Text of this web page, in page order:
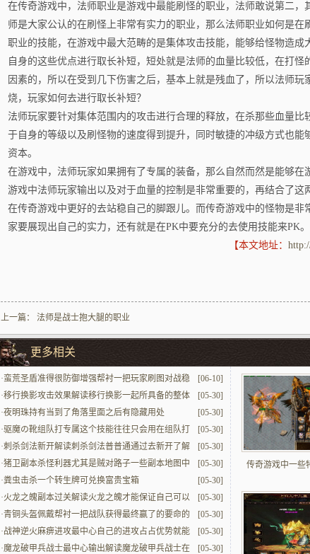
在传奇游戏中，法师职业是游戏中最能刷怪的职业，法师敢说第二，
师是大家公认的在刷怪上非常有实力的职业，那么法师职业如何是在
职业的技能，在游戏中最大范畴的是集体攻击技能，能够给怪物造成
自身的这些优点进行取长补短，短处就是法师的血量比较低，在打怪
因素的，所以在受到几下伤害之后，基本上就是残血了，所以法师玩
烧，玩家如何去进行取长补短？
法师玩家要针对集体范围内的攻击进行合理的释放，在杀那些血量比
于自身的等级以及刷怪物的速度得到提升，同时敏捷的冲级方式也能
资本。
在游戏中，法师玩家如果拥有了专属的装备，那么自然而然是能够在
游戏中法师玩家输出以及对于血量的控制是非常重要的，再结合了这
在传奇游戏中更好的去站稳自己的脚跟儿。而传奇游戏中的怪物是非
家要展现出自己的实力，还有就是在PK中要充分的去使用技能来PK。
【本文地址：
上一篇： 法师是战士抱大腿的职业
更多相关
[06-10]
·蛮荒圣盾准得很防御‌增强帮衬一把玩家刷图对战稳
赢
[05-30]
·移行换影攻击效果解读移行换影一起所具备的整体
贼能打的效果也就会不一样配一起多场景战斗
[05-30]
·夜明珠持有当到了角落里面之后有隐藏用处
[05-30]
·驱魔の靴组队打专属这个技能往往只会用在组队打
当中
[05-30]
·刺杀剑法新开解读刺杀剑法普普通通过去新开了解
的话能体验专属强化版本
[05-30]
·猪卫副本杀怪利器尤其是贼对路子一些副本地图中
杀怪用
[05-30]
·粪虫击杀一个转生牌可兑换富贵宝箱
[05-30]
·火龙之魄副本过关解读火龙之魄才能保证自己可以
顺风顺水过关这个副本提升最中心战力
[05-30]
·青铜头盔佩戴帮衬一把战队获得最终赢了的要命的
[05-30]
·战神逆火麻痹进攻最中心自己的进攻占占优势就能
够更顶的发挥出来了
[05-30]
·魔龙破甲兵战士最中心输出解读魔龙破甲兵战士在
传奇游戏中一些